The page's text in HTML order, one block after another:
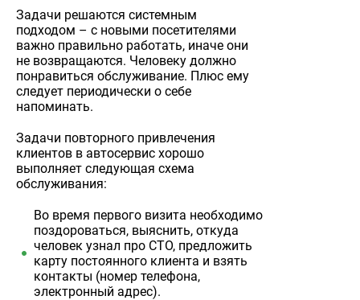
Задачи решаются системным
подходом – с новыми посетителями
важно правильно работать, иначе они
не возвращаются. Человеку должно
понравиться обслуживание. Плюс ему
следует периодически о себе
напоминать.
Задачи повторного привлечения
клиентов в автосервис хорошо
выполняет следующая схема
обслуживания:
Во время первого визита необходимо
поздороваться, выяснить, откуда
человек узнал про СТО, предложить
карту постоянного клиента и взять
контакты (номер телефона,
электронный адрес).